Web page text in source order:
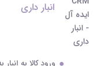
انبار داری